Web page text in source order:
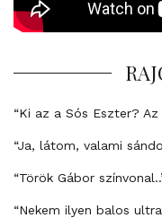
“Ki az a Sós Eszter?
“Ja, látom, valami
“Török Gábor
“Nekem ilyen balos